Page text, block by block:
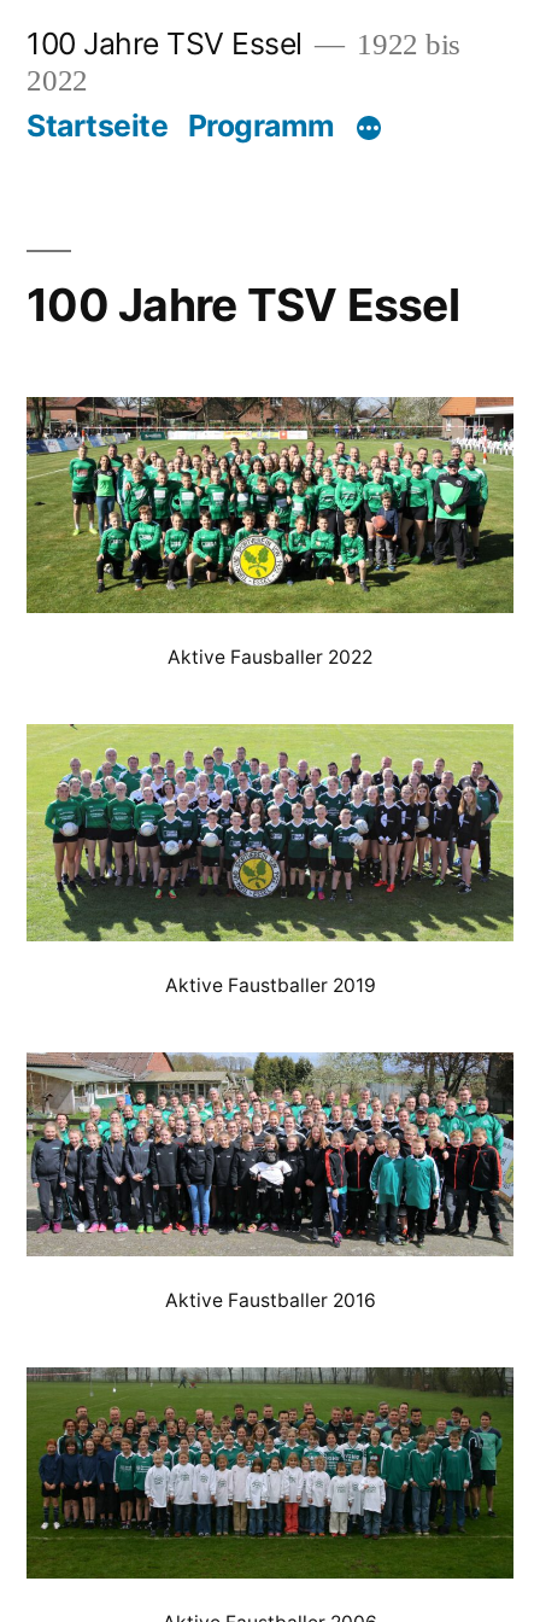
Inhalt
springen
100 Jahre TSV Essel
1922 bis
2022
Startseite Programm
100 Jahre TSV Essel
Aktive Fausballer 2022
Aktive Faustballer 2019
Aktive Faustballer 2016